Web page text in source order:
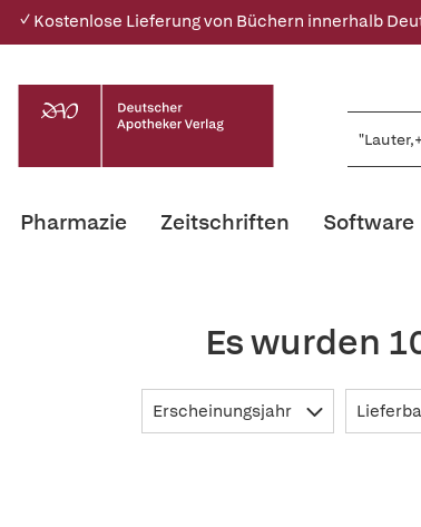
✓ Kostenlose Lieferung von Büchern innerhalb
Pharmazie Zeitschriften Software
Es wurden
Erscheinungsjahr